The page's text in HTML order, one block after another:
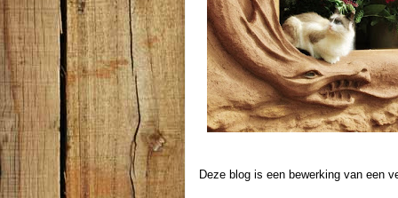
Deze blog is een bewerking van een